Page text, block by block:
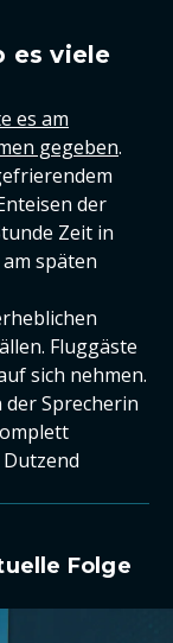
es viele
es am
gegeben.
der
Zeit in
späten
Fluggäste
sich nehmen.
Sprecherin
Folge